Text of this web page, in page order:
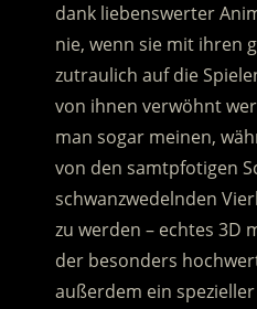
dank liebenswerter
nie, wenn sie mit ihren
zutraulich auf die
von ihnen verwöhnt
man sogar meinen,
von den samtpfotigen
schwanzwedelnden
zu werden – echtes 3D
der besonders
außerdem ein